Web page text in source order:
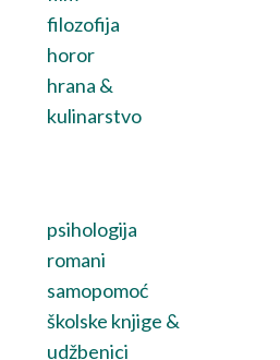
filozofija
horor
hrana &
kulinarstvo
psihologija
romani
samopomoć
školske knjige &
udžbenici